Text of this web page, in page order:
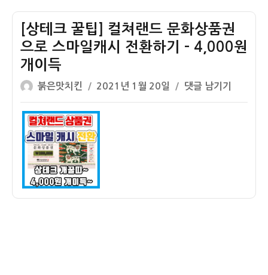
[상테크 꿀팁] 컬쳐랜드 문화상품권
으로 스마일캐시 전환하기 – 4,000원
개이득
글
쓴
이
붉은맛치킨
작
성
일
자
2021년 1월 20일
[상
테
댓글 남기기